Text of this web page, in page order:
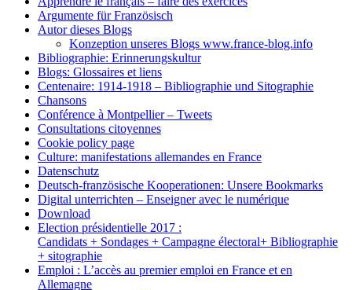
Argumente für Französisch
Autor dieses Blogs
Konzeption unseres Blogs www.france-blog.info
Bibliographie: Erinnerungskultur
Blogs: Glossaires et liens
Centenaire: 1914-1918 – Bibliographie und Sitographie
Chansons
Conférence à Montpellier – Tweets
Consultations citoyennes
Cookie policy page
Culture: manifestations allemandes en France
Datenschutz
Deutsch-französische Kooperationen: Unsere Bookmarks
Digital unterrichten – Enseigner avec le numérique
Download
Election présidentielle 2017 :
Candidats + Sondages + Campagne électoral+ Bibliographie
+ sitographie
Emploi : L’accès au premier emploi en France et en
Allemagne